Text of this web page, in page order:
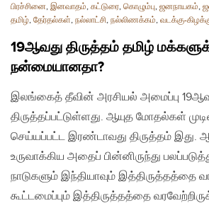
பிரச்சினை, இனவாதம், கட்டுரை, கொழும்பு, ஜனநாயகம்,
தமிழ், தேர்தல்கள், நல்லாட்சி, நல்லிணக்கம், வடக்கு-
19ஆவது திருத்தம் தமிழ்
நன்மையானதா?
இலங்கைத் தீவின் அரசியல் அமைப்பு
திருத்தப்பட்டுள்ளது. ஆயுத மோதல்கள்
செய்யப்பட்ட இரண்டாவது திருத்தம் இது.
உருவாக்கிய அதைப் பின்னிருந்து
நாடுகளும் இந்தியாவும் இத்திருத்தத்தை
கூட்டமைப்பும் இத்திருத்தத்தை